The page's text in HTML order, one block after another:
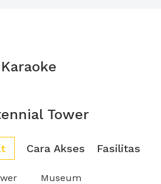
Karaoke
Tower
Cara Akses Fasilitas